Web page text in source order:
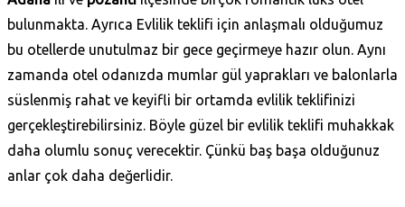
bulunmakta. Ayrıca Evlilik teklifi için anlaşmalı olduğumuz
bu otellerde unutulmaz bir gece geçirmeye hazır olun. Aynı
zamanda otel odanızda mumlar gül yaprakları ve balonlarla
süslenmiş rahat ve keyifli bir ortamda evlilik teklifinizi
gerçekleştirebilirsiniz. Böyle güzel bir evlilik teklifi muhakkak
daha olumlu sonuç verecektir. Çünkü baş başa olduğunuz
anlar çok daha değerlidir.